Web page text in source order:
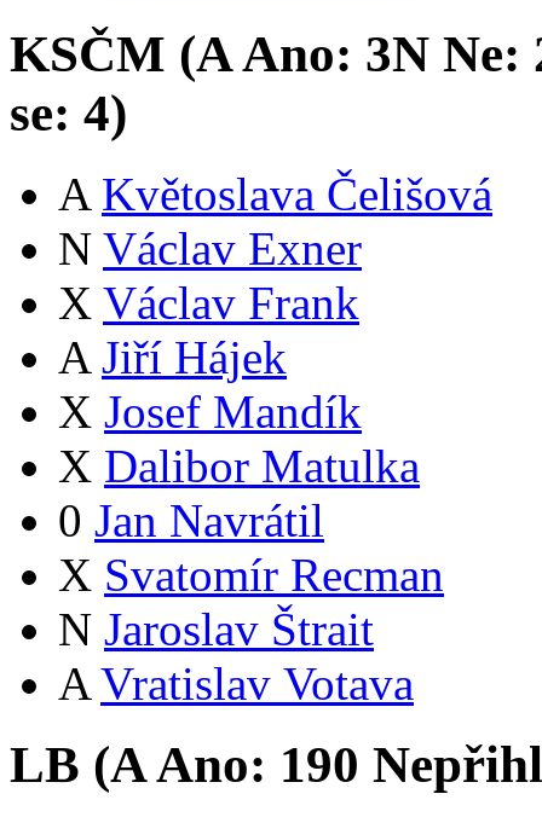
KSČM (AAno: 3N Ne:
se: 4)
A Květoslava Čelišová
N Václav Exner
X Václav Frank
A Jiří Hájek
X Josef Mandík
X Dalibor Matulka
0 Jan Navrátil
X Svatomír Recman
N Jaroslav Štrait
A Vratislav Votava
LB (AAno: 190